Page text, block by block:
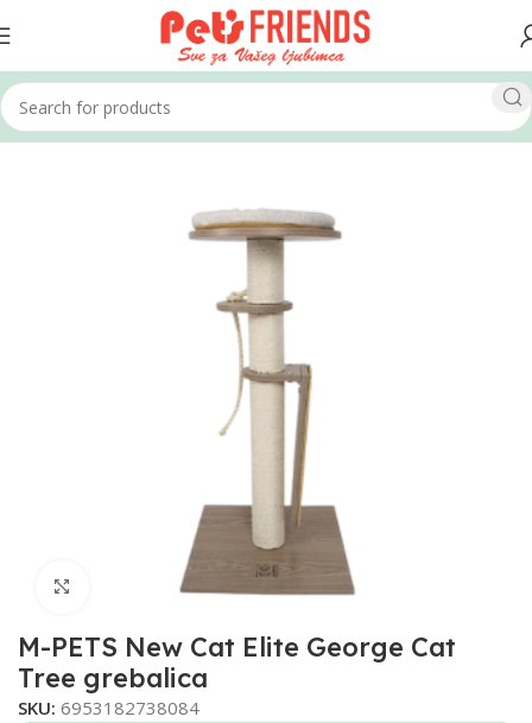
Home Mačke Grebalice
Click to enlarge
M-PETS New Cat Elite George Cat
Tree grebalica
SKU: 6953182738084